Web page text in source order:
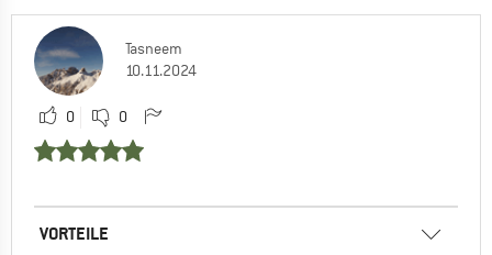
Tasneem
10.11.2024
0 0
VORTEILE